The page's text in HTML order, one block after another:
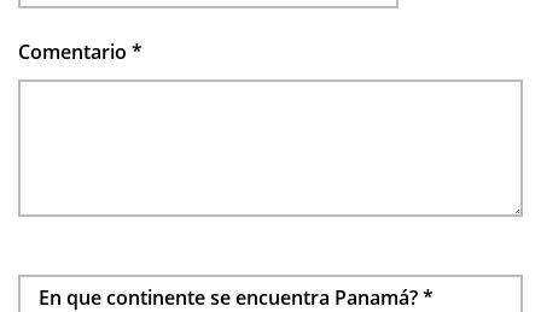
Comentario *
En que continente se encuentra Panamá?*